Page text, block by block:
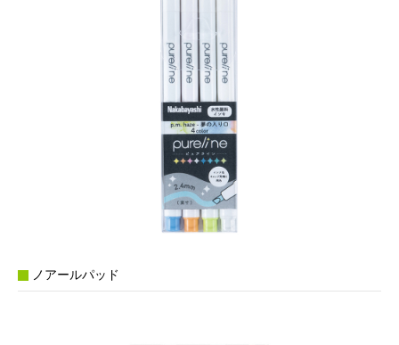
ノアールパッド